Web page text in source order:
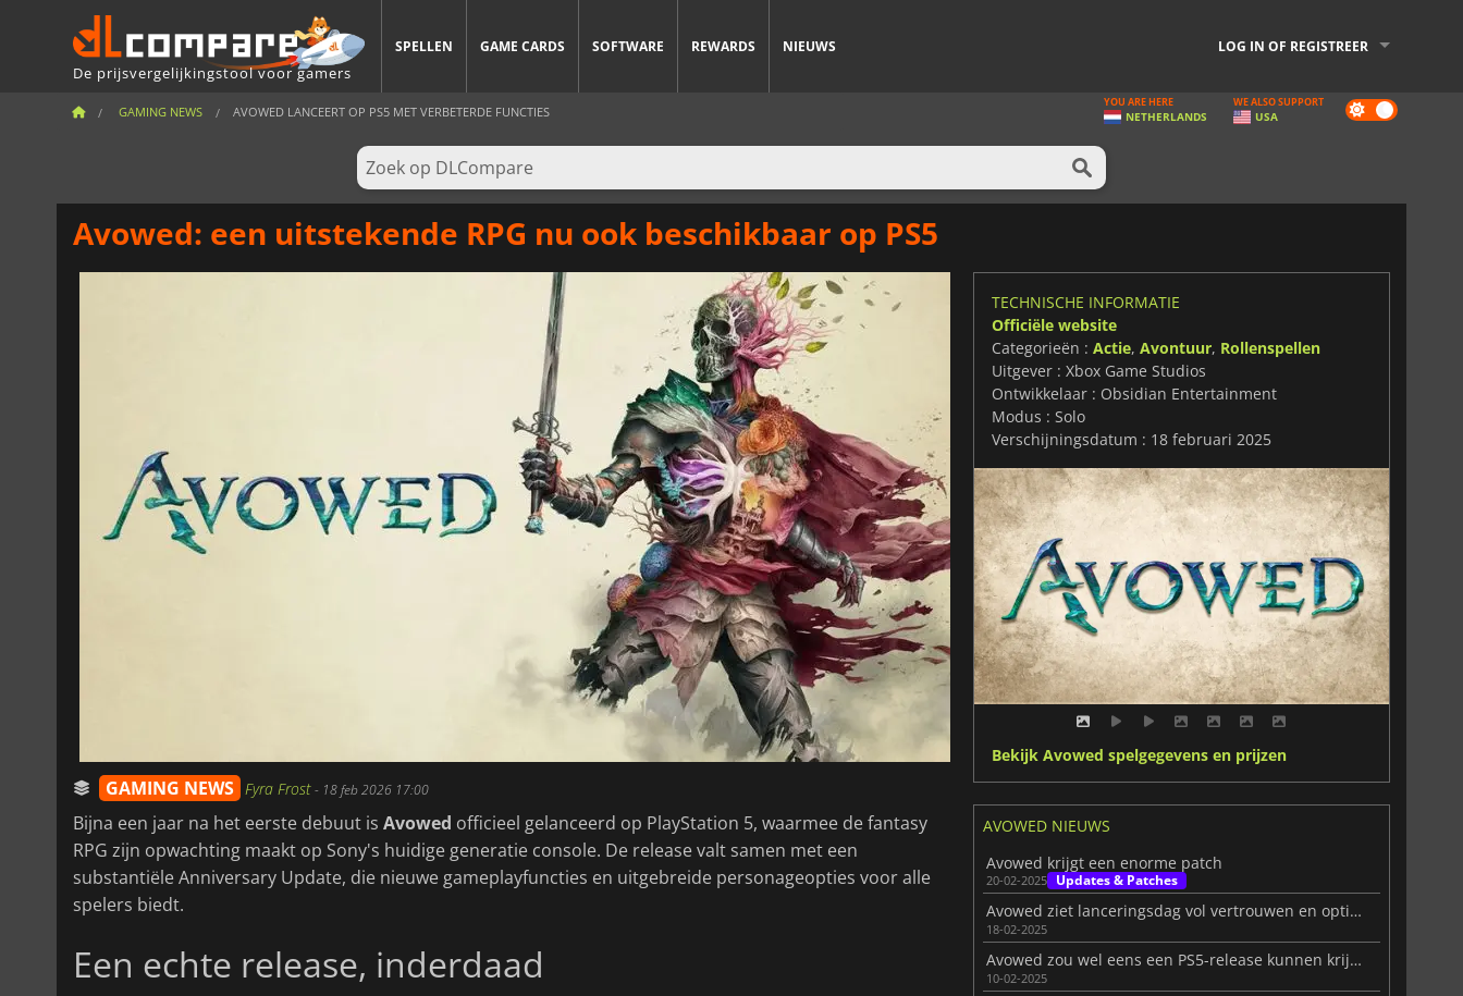
De prijsvergelijkingstool voor gamers
SPELLEN GAME CARDS SOFTWARE REWARDS NIEUWS LOG IN OF REGISTREER
GAMING NEWS AVOWED LANCEERT OP PS5 MET VERBETERDE FUNCTIES Dark
mode
YOU ARE HERE
NETHERLANDS
WE ALSO SUPPORT
USA
Avowed: een uitstekende RPG nu ook beschikbaar op PS5
GAMING NEWS Fyra Frost- 18 feb 2026 17:00
Bijna een jaar na het eerste debuut is Avowed officieel gelanceerd op PlayStation 5, waarmee de fantasy
RPG zijn opwachting maakt op Sony's huidige generatie console. De release valt samen met een
substantiële Anniversary Update, die nieuwe gameplayfuncties en uitgebreide personageopties voor alle
spelers biedt.
Een echte release, inderdaad
TECHNISCHE INFORMATIE
Officiële website
Categorieën : Actie, Avontuur, Rollenspellen
Uitgever : Xbox Game Studios
Ontwikkelaar : Obsidian Entertainment
Modus : Solo
Verschijningsdatum : 18 februari 2025
Bekijk Avowed spelgegevens en prijzen
AVOWED NIEUWS
Avowed krijgt een enorme patch
20-02-2025 Updates & Patches
Avowed ziet lanceringsdag vol vertrouwen en optimisme tegemoet
18-02-2025
Avowed zou wel eens een PS5-release kunnen krijgen
10-02-2025